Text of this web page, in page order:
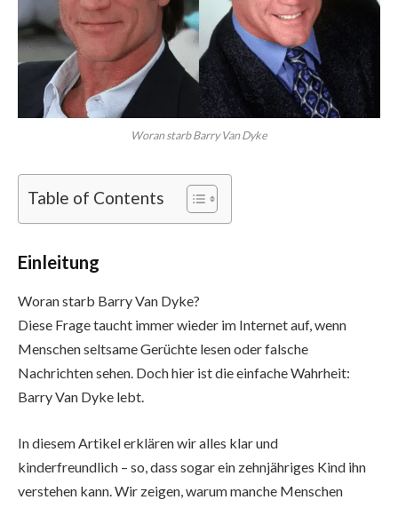
Woran starb Barry Van Dyke
Table of Contents
Einleitung
Woran starb Barry Van Dyke?
Diese Frage taucht immer wieder im Internet auf, wenn
Menschen seltsame Gerüchte lesen oder falsche
Nachrichten sehen. Doch hier ist die einfache Wahrheit:
Barry Van Dyke lebt.
In diesem Artikel erklären wir alles klar und
kinderfreundlich – so, dass sogar ein zehnjähriges Kind ihn
verstehen kann. Wir zeigen, warum manche Menschen